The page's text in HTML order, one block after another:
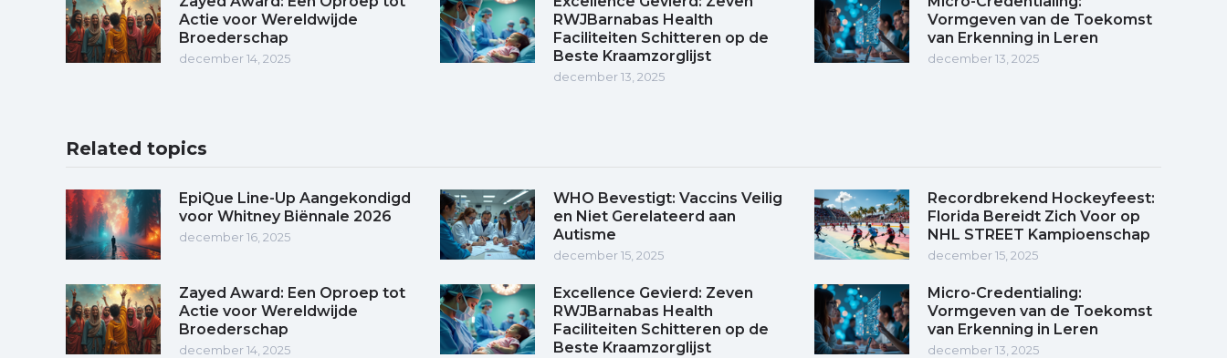
Actie voor Wereldwijde
Broederschap
december 14, 2025
RWJBarnabas Health
Faciliteiten Schitteren op de
Beste Kraamzorglijst
december 13, 2025
Vormgeven van de Toekomst
van Erkenning in Leren
december 13, 2025
Related topics
EpiQue Line-Up Aangekondigd
voor Whitney Biënnale 2026
december 16, 2025
WHO Bevestigt: Vaccins Veilig
en Niet Gerelateerd aan
Autisme
december 15, 2025
Recordbrekend Hockeyfeest:
Florida Bereidt Zich Voor op
NHL STREET Kampioenschap
december 15, 2025
Zayed Award: Een Oproep tot
Actie voor Wereldwijde
Broederschap
december 14, 2025
Excellence Gevierd: Zeven
RWJBarnabas Health
Faciliteiten Schitteren op de
Beste Kraamzorglijst
Micro-Credentialing:
Vormgeven van de Toekomst
van Erkenning in Leren
december 13, 2025